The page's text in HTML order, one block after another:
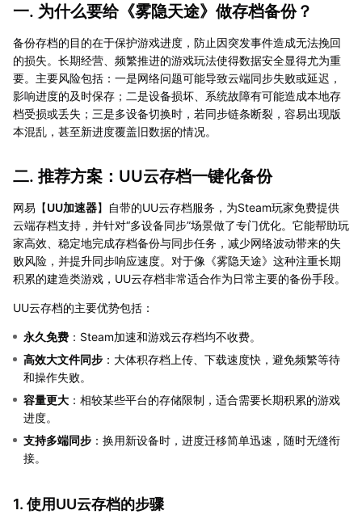
一. 为什么要给《雾隐天途》做存档备份？
备份存档的目的在于保护游戏进度，防止因突发事件造成无法挽回
的损失。长期经营、频繁推进的游戏玩法使得数据安全显得尤为重
要。主要风险包括：一是网络问题可能导致云端同步失败或延迟，
影响进度的及时保存；二是设备损坏、系统故障有可能造成本地存
档受损或丢失；三是多设备切换时，若同步链条断裂，容易出现版
本混乱，甚至新进度覆盖旧数据的情况。
二. 推荐方案：UU云存档一键化备份
网易【UU加速器】自带的UU云存档服务，为Steam玩家免费提供
云端存档支持，并针对“多设备同步”场景做了专门优化。它能帮助玩
家高效、稳定地完成存档备份与同步任务，减少网络波动带来的失
败风险，并提升同步响应速度。对于像《雾隐天途》这种注重长期
积累的建造类游戏，UU云存档非常适合作为日常主要的备份手段。
UU云存档的主要优势包括：
永久免费 ：Steam加速和游戏云存档均不收费。
高效大文件同步 ：大体积存档上传、下载速度快，避免频繁等待
和操作失败。
容量更大 ：相较某些平台的存储限制，适合需要长期积累的游戏
进度。
支持多端同步 ：换用新设备时，进度迁移简单迅速，随时无缝衔
接。
1. 使用UU云存档的步骤